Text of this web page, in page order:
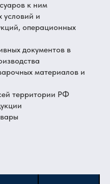
к ним
условий и
операционных
документов в
материалов и
территории РФ